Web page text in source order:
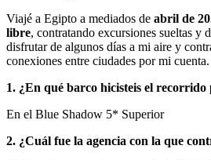
Viajé a Egipto a mediados de abril de
libre, contratando excursiones sueltas y
disfrutar de algunos días a mi aire y
conexiones entre ciudades por mi cuenta.
1. ¿En qué barco hicisteis el recorrido
En el Blue Shadow 5* Superior
2. ¿Cuál fue la agencia con la que